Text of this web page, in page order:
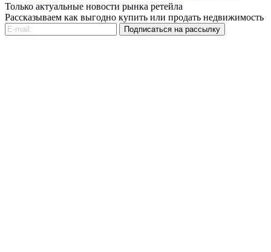
Только актуальные новости рынка ретейла
Рассказываем как выгодно купить или продать недвижимость